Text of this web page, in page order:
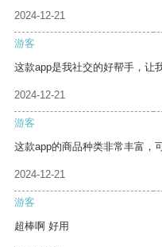
2024-12-21
游客
这款app是我社交的好帮手，让
2024-12-21
游客
这款app的商品种类非常丰富，
2024-12-21
游客
超棒啊 好用